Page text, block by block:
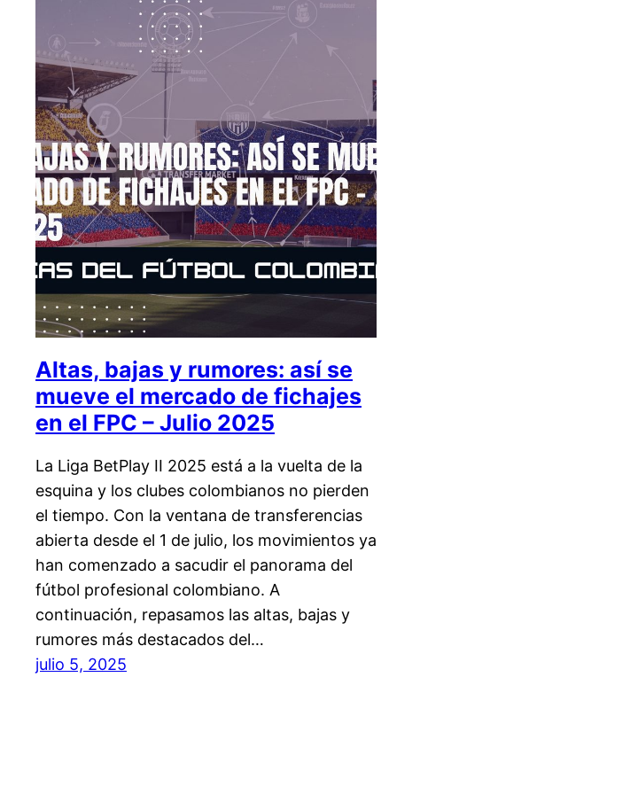
Altas, bajas y rumores: así se
mueve el mercado de fichajes
en el FPC – Julio 2025
La Liga BetPlay II 2025 está a la vuelta de la
esquina y los clubes colombianos no pierden
el tiempo. Con la ventana de transferencias
abierta desde el 1 de julio, los movimientos ya
han comenzado a sacudir el panorama del
fútbol profesional colombiano. A
continuación, repasamos las altas, bajas y
rumores más destacados del…
julio 5, 2025